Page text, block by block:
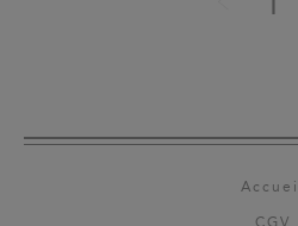
Accueil